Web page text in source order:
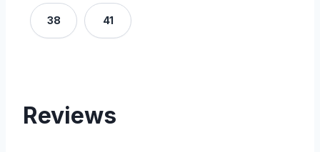
38 41
Reviews